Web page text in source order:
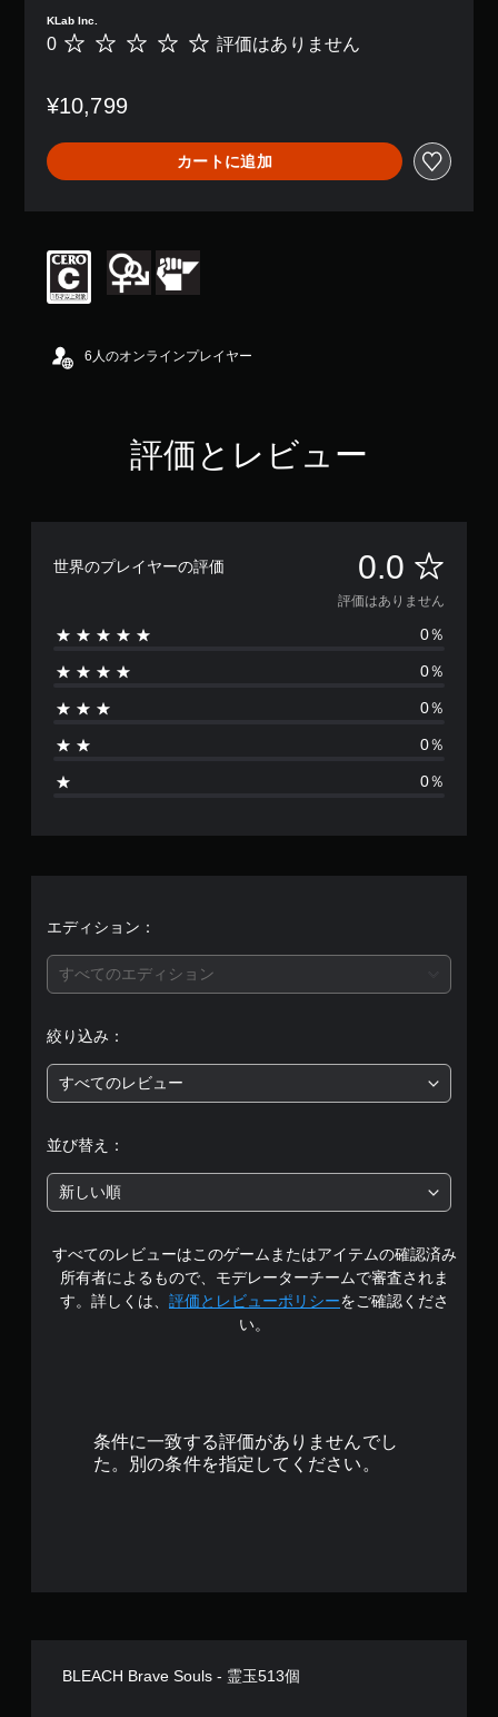
KLab Inc.
評
あ
ま
せ
ん
0 評価はありません
¥10,799
カートに追加
6人のオンラインプレイヤー
評価とレビュー
世界のプレイヤーの評価 0.0 評
価
は
あ
ま
評価はありません
0％
0％
0％
0％
0％
エディション：
すべてのエディション
絞り込み：
すべてのレビュー
並び替え：
新しい順
すべてのレビューはこのゲームまたはアイテムの確認済み
所有者によるもので、モデレーターチームで審査されま
す。詳しくは、 評価とレビューポリシーをご確認くださ
い。
条件に一致する評価がありませんでし
た。別の条件を指定してください。
BLEACH Brave Souls - 霊玉513個